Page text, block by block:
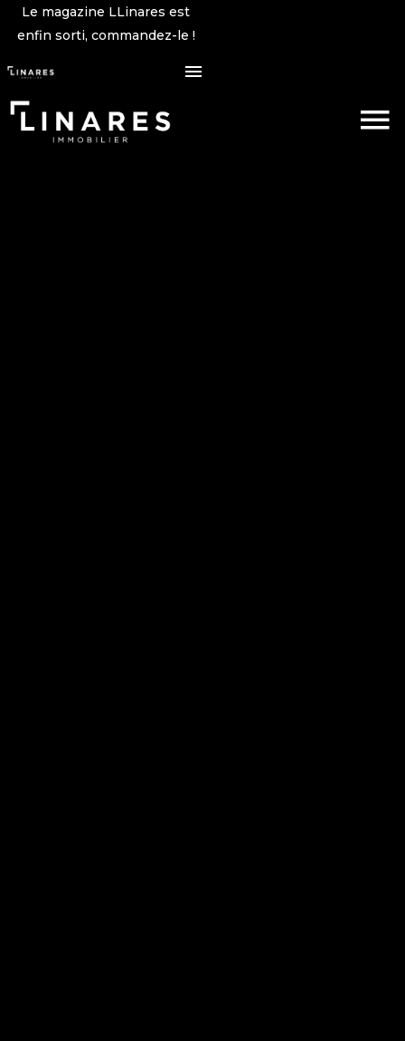
Le magazine LLinares est
enfin sorti, commandez-le !